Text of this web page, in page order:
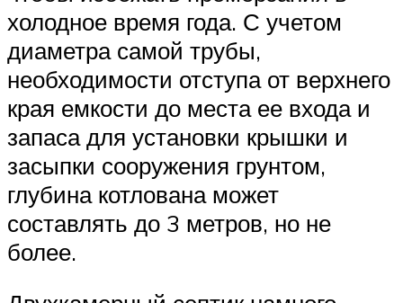
холодное время года. С учетом
диаметра самой трубы,
необходимости отступа от верхнего
края емкости до места ее входа и
запаса для установки крышки и
засыпки сооружения грунтом,
глубина котлована может
составлять до 3 метров, но не
более.